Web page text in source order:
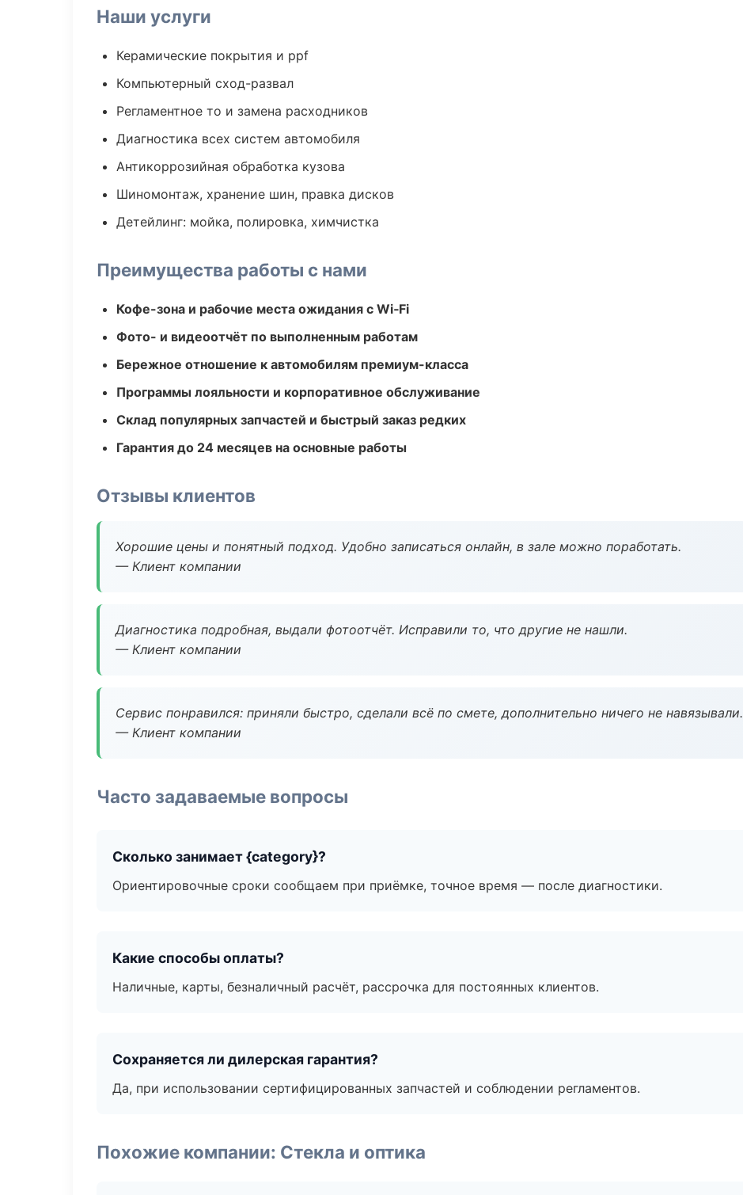
Наши услуги
Керамические покрытия и ppf
Компьютерный сход-развал
Регламентное то и замена расходников
Диагностика всех систем автомобиля
Антикоррозийная обработка кузова
Шиномонтаж, хранение шин, правка дисков
Детейлинг: мойка, полировка, химчистка
Преимущества работы с нами
Кофе-зона и рабочие места ожидания с Wi‑Fi
Фото- и видеоотчёт по выполненным работам
Бережное отношение к автомобилям премиум-класса
Программы лояльности и корпоративное обслуживание
Склад популярных запчастей и быстрый заказ редких
Гарантия до 24 месяцев на основные работы
Отзывы клиентов
Хорошие цены и понятный подход. Удобно записаться онлайн, в зале можно поработать.
— Клиент компании
Диагностика подробная, выдали фотоотчёт. Исправили то, что другие не нашли.
— Клиент компании
Сервис понравился: приняли быстро, сделали всё по смете, дополнительно ничего не навязывали.
— Клиент компании
Часто задаваемые вопросы
Сколько занимает {category}?
Ориентировочные сроки сообщаем при приёмке, точное время — после диагностики.
Какие способы оплаты?
Наличные, карты, безналичный расчёт, рассрочка для постоянных клиентов.
Сохраняется ли дилерская гарантия?
Да, при использовании сертифицированных запчастей и соблюдении регламентов.
Похожие компании: Стекла и оптика